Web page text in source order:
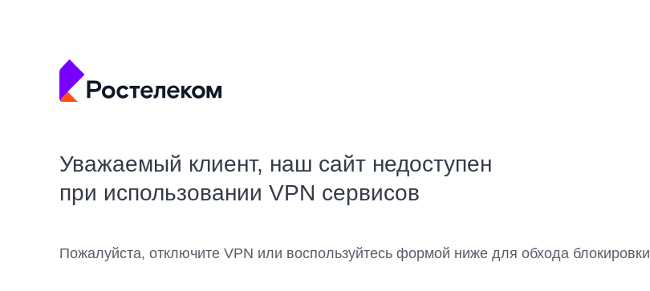
Уважаемый клиент, наш сайт недоступен
при использовании VPN сервисов
Пожалуйста, отключите VPN или воспользуйтесь формой ниже для обхода блокировки